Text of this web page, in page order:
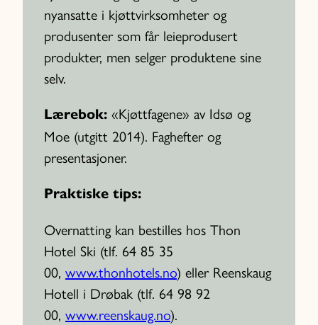
nyansatte i kjøttvirksomheter og
produsenter som får leieprodusert
produkter, men selger produktene sine
selv.
Lærebok: «Kjøttfagene» av Idsø og
Moe (utgitt 2014). Faghefter og
presentasjoner.
Praktiske tips:
Overnatting kan bestilles hos Thon
Hotel Ski (tlf. 64 85 35
00, www.thonhotels.no) eller Reenskaug
Hotell i Drøbak (tlf. 64 98 92
00, www.reenskaug.no).